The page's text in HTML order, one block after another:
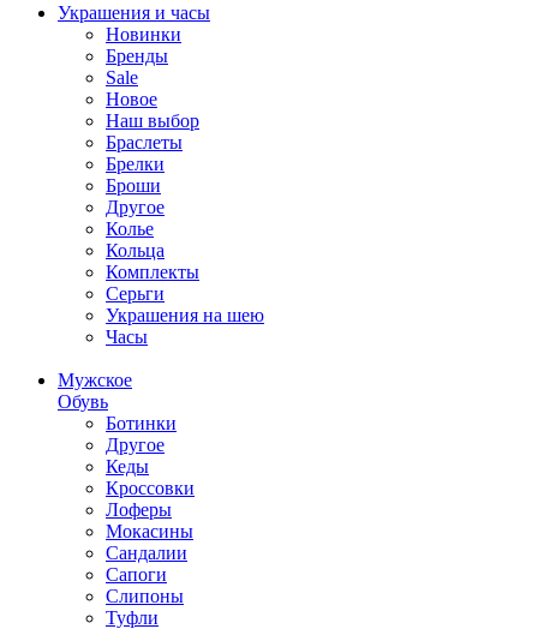
Украшения и часы
Новинки
Бренды
Sale
Новое
Наш выбор
Браслеты
Брелки
Броши
Другое
Колье
Кольца
Комплекты
Серьги
Украшения на шею
Часы
Мужское
Обувь
Ботинки
Другое
Кеды
Кроссовки
Лоферы
Мокасины
Сандалии
Сапоги
Слипоны
Туфли